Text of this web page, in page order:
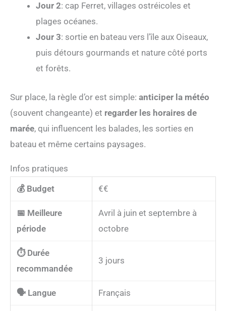
Jour 2: cap Ferret, villages ostréicoles et
plages océanes.
Jour 3: sortie en bateau vers l’île aux Oiseaux,
puis détours gourmands et nature côté ports
et forêts.
Sur place, la règle d’or est simple: anticiper la météo
(souvent changeante) et regarder les horaires de
marée, qui influencent les balades, les sorties en
bateau et même certains paysages.
Infos pratiques
💰 Budget
€€
📅 Meilleure
période
Avril à juin et septembre à
octobre
⏱️ Durée
recommandée
3 jours
🗣️ Langue Français